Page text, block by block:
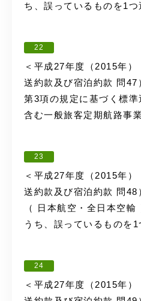
ち、誤っているものを1つ
22
＜平成27年度（2015年
送約款及び宿泊約款 問47
第3項の規定に基づく標
含む一般旅客定期航路事
23
＜平成27年度（2015年
送約款及び宿泊約款 問48
（ 日本航空・全日本空
うち、誤っているものを1
24
＜平成27年度（2015年